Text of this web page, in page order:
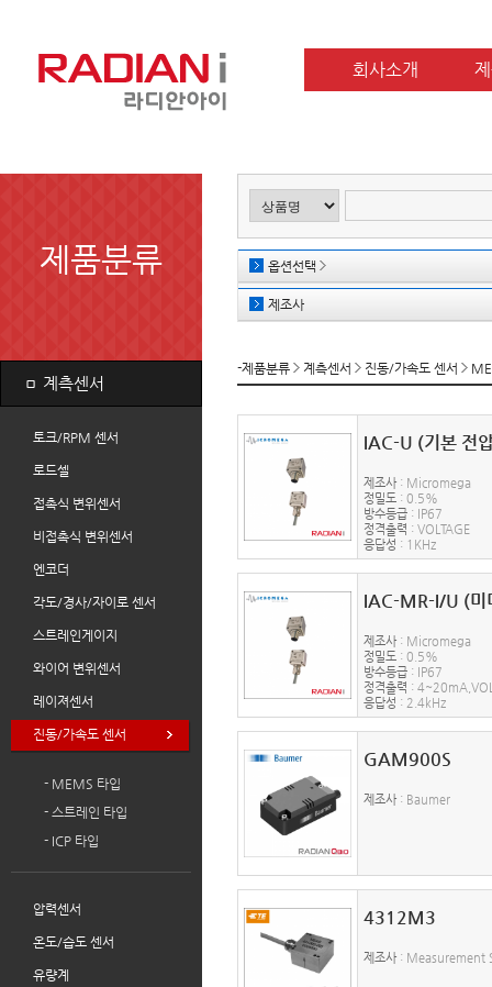
회사소개
제품분류
ㅁ 계측센서
토크/RPM 센서
로드셀
접촉식 변위센서
비접촉식 변위센서
엔코더
각도/경사/자이로 센서
스트레인게이지
와이어 변위센서
레이져센서
진동/가속도 센서
- MEMS 타입
- 스트레인 타입
- ICP 타입
압력센서
온도/습도 센서
유량계
옵션선택
제조사
-제품분류 계측센서 진동/가속도 센서
IAC-U (기본 전
제조사 : Micromega
정밀도 : 0.5%
방수등급 : IP67
정격출력 : VOLTAGE
응답성 : 1KHz
IAC-MR-I/U (미
제조사 : Micromega
정밀도 : 0.5%
방수등급 : IP67
정격출력 :
응답성 : 2.4kHz
GAM900S
제조사 : Baumer
4312M3
제조사 : Measurement